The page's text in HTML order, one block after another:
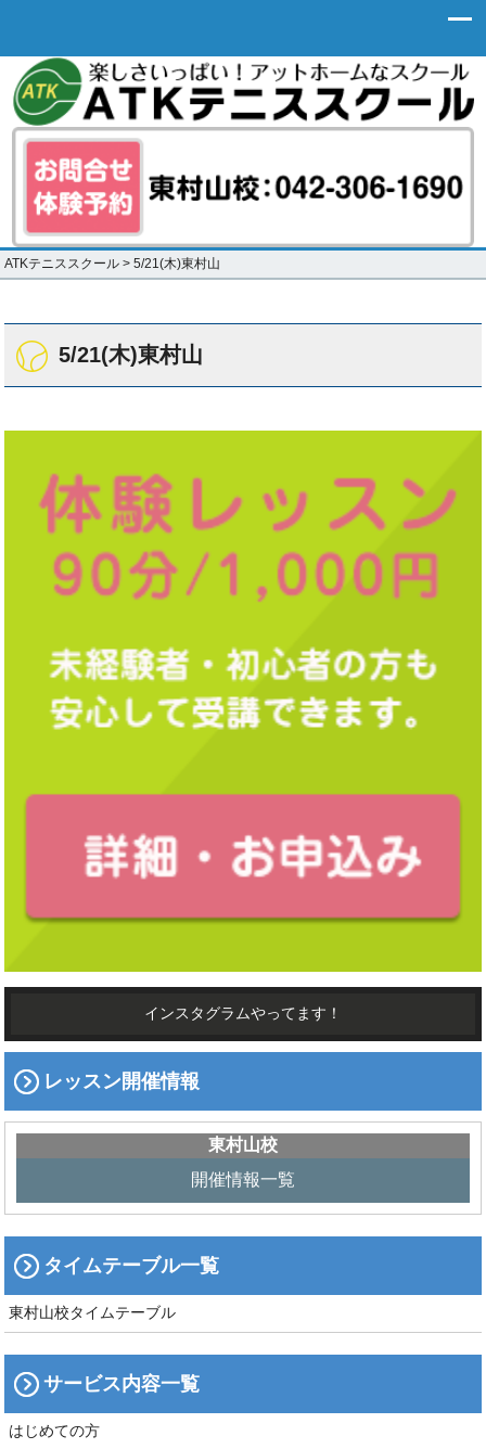
ATKテニススクール >5/21(木)東村山
5/21(木)東村山
インスタグラムやってます！
レッスン開催情報
東村山校
開催情報一覧
タイムテーブル一覧
東村山校タイムテーブル
サービス内容一覧
はじめての方